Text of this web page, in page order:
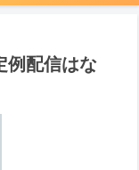
例配信はな